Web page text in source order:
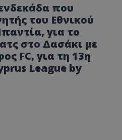
που
του Εθνικού
για το
στο Δασάκι με
FC, για τη 13η
League by